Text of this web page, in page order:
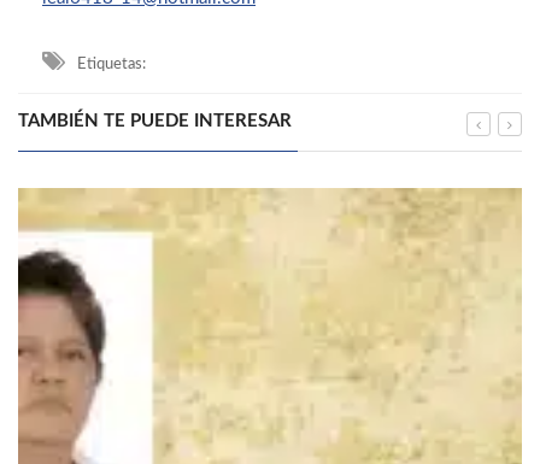
Etiquetas:
TAMBIÉN TE PUEDE INTERESAR